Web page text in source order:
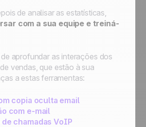
de analisar as estatísticas,
com a sua equipe e treiná-
aprofundar as interações dos
vendas, que estão à sua
a estas ferramentas:
copia oculta email
com e-mail
de chamadas VoIP